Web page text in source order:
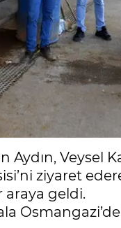
Aydın, Veysel
ziyaret
araya geldi.